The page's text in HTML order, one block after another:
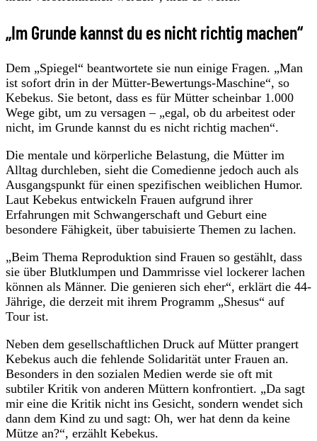
„Im Grunde kannst du es nicht richtig machen“
Dem „Spiegel“ beantwortete sie nun einige Fragen. „Man
ist sofort drin in der Mütter-Bewertungs-Maschine“, so
Kebekus. Sie betont, dass es für Mütter scheinbar 1.000
Wege gibt, um zu versagen – „egal, ob du arbeitest oder
nicht, im Grunde kannst du es nicht richtig machen“.
Die mentale und körperliche Belastung, die Mütter im
Alltag durchleben, sieht die Comedienne jedoch auch als
Ausgangspunkt für einen spezifischen weiblichen Humor.
Laut Kebekus entwickeln Frauen aufgrund ihrer
Erfahrungen mit Schwangerschaft und Geburt eine
besondere Fähigkeit, über tabuisierte Themen zu lachen.
„Beim Thema Reproduktion sind Frauen so gestählt, dass
sie über Blutklumpen und Dammrisse viel lockerer lachen
können als Männer. Die genieren sich eher“, erklärt die 44-
Jährige, die derzeit mit ihrem Programm „Shesus“ auf
Tour ist.
Neben dem gesellschaftlichen Druck auf Mütter prangert
Kebekus auch die fehlende Solidarität unter Frauen an.
Besonders in den sozialen Medien werde sie oft mit
subtiler Kritik von anderen Müttern konfrontiert. „Da sagt
mir eine die Kritik nicht ins Gesicht, sondern wendet sich
dann dem Kind zu und sagt: Oh, wer hat denn da keine
Mütze an?“, erzählt Kebekus.